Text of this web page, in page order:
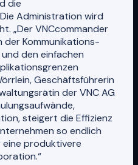
die
Administration wird
„Der VNCcommander
Kommunikations-
den einfachen
Geschäftsführerin
der VNC AG
steigert die Effizienz
so endlich
eine produktivere